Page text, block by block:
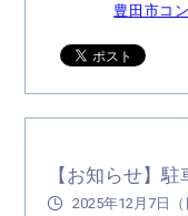
豊田市コ
【お知らせ】
2025年12月7日